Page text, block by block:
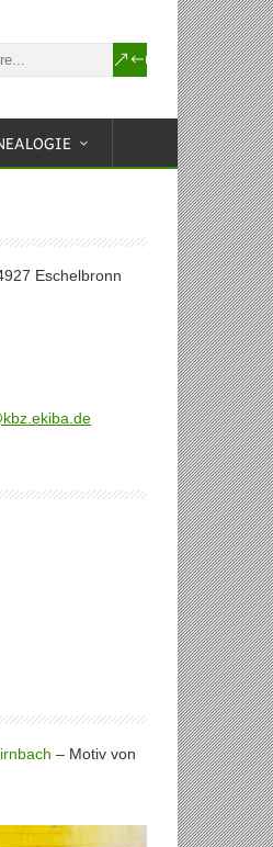
Eschelbronn
– Motiv von